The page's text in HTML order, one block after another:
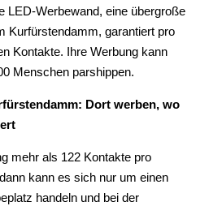
LED-Werbewand, eine übergroße
Kurfürstendamm, garantiert pro
Kontakte. Ihre Werbung kann
Menschen parshippen.
Dort werben, wo
mehr als 122 Kontakte pro
kann es sich nur um einen
handeln und bei der